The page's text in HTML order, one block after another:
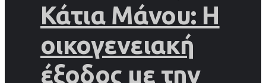
Κάτια Μάνου: Η
οικογενειακή
έξοδος με την